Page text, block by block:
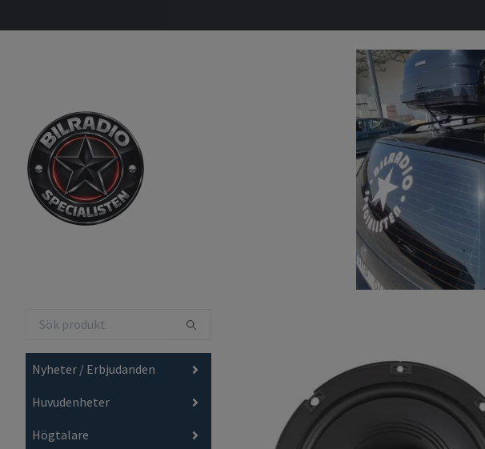
Nyheter / Erbjudanden
Huvudenheter
Högtalare